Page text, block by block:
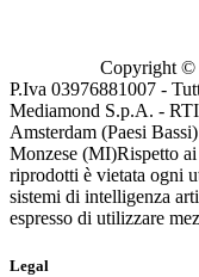
Copyright ©
P.Iva 03976881007 -
Mediamond S.p.A. -
Amsterdam (Paesi
Monzese (MI)Rispetto
riprodotti è vietata ogni
sistemi di intelligenza
espresso di utilizzare
Legal